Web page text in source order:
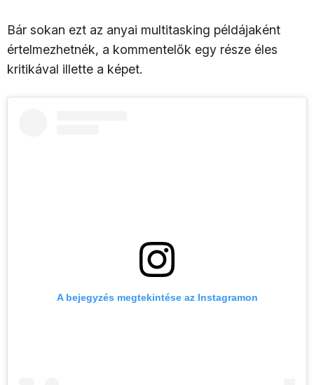
Bár sokan ezt az anyai multitasking példájaként
értelmezhetnék, a kommentelők egy része éles
kritikával illette a képet.
A bejegyzés megtekintése az Instagramon